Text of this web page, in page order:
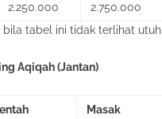
2.250.000 2.750.000
bila tabel ini tidak terlihat utuh
Aqiqah (Jantan)
Masak